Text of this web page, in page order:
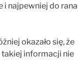
i najpewniej do rana
okazało się, że
informacji nie